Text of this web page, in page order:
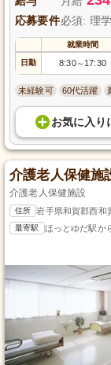
応募要件必須: 理
就業時間
日勤 8:30～ 17:30
未経験可 60代活躍
お気に入り
介護老人保健施
介護老人保健施設
住所 岩手県和賀郡西和
最寄駅 ほっとゆだ駅か